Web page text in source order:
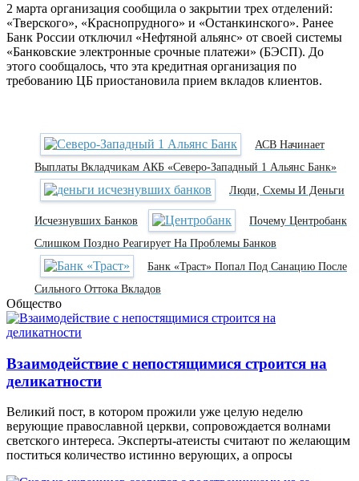
2 марта организация сообщила о закрытии трех отделений:
«Тверского», «Краснопрудного» и «Останкинского». Ранее
Банк России отключил «Нефтяной альянс» от своей системы
«Банковские электронные срочные платежи» (БЭСП). До
этого сообщалось, что эта кредитная организация по
требованию ЦБ приостановила прием вкладов клиентов.
АСВ Начинает
Выплаты Вкладчикам АКБ «Северо-Западный 1 Альянс Банк»
Люди, Схемы И Деньги
Исчезнувших Банков
Почему Центробанк
Слишком Поздно Реагирует На Проблемы Банков
Банк «Траст» Попал Под Санацию После
Сильного Оттока Вкладов
Общество
Взаимодействие с непостящимися строится на
деликатности
Великий пост, в котором прожили уже целую неделю
верующие православной церкви, сопровождается волнами
светского интереса. Эксперты-атеисты считают по желающим
поститься количество истинно верующих, а опросы